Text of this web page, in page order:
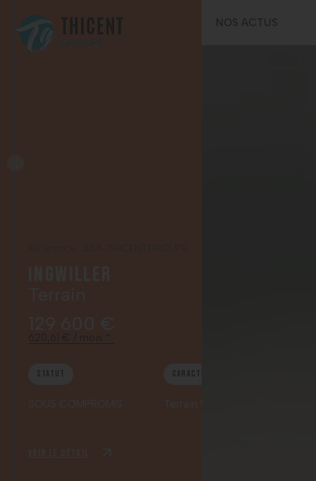
620,61 € / mois *
Statut Caractéristiques